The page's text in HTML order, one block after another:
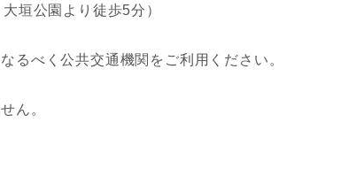
垣公園より徒歩5分）
るべく公共交通機関をご利用ください。
ん。